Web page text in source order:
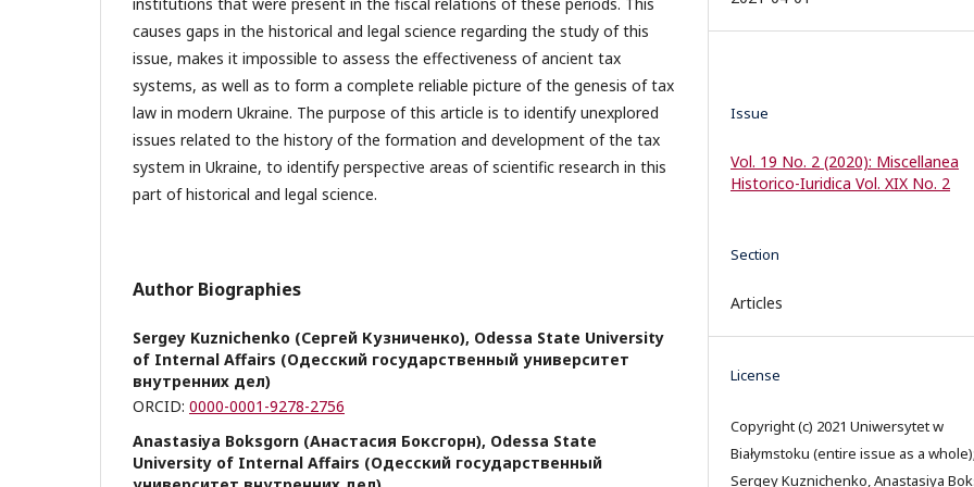
causes gaps in the historical and legal science regarding the study of this
issue, makes it impossible to assess the effectiveness of ancient tax
systems, as well as to form a complete reliable picture of the genesis of tax
law in modern Ukraine. The purpose of this article is to identify unexplored
issues related to the history of the formation and development of the tax
system in Ukraine, to identify perspective areas of scientific research in this
part of historical and legal science.
Author Biographies
Sergey Kuznichenko (Сергей Кузниченко), Odessa State University
of Internal Affairs (Одесский государственный университет
внутренних дел)
ORCID: 0000-0001-9278-2756
Anastasiya Boksgorn (Анастасия Боксгорн), Odessa State
University of Internal Affairs (Одесский государственный
Issue
Vol. 19 No. 2 (2020): Miscellanea
Historico-Iuridica Vol. XIX No. 2
Section
Articles
License
Copyright (c) 2021 Uniwersytet w
Białymstoku (entire issue as a
Sergey Kuznichenko, Anastasiya